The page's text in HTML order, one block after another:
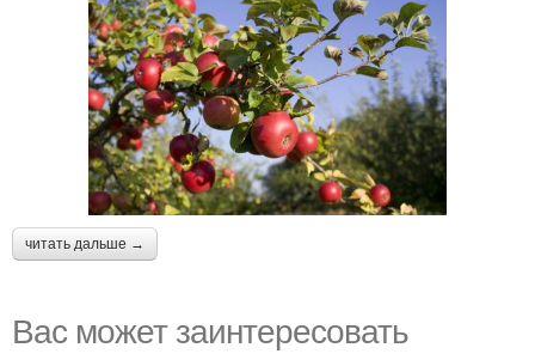
читать дальше →
Вас может заинтересовать